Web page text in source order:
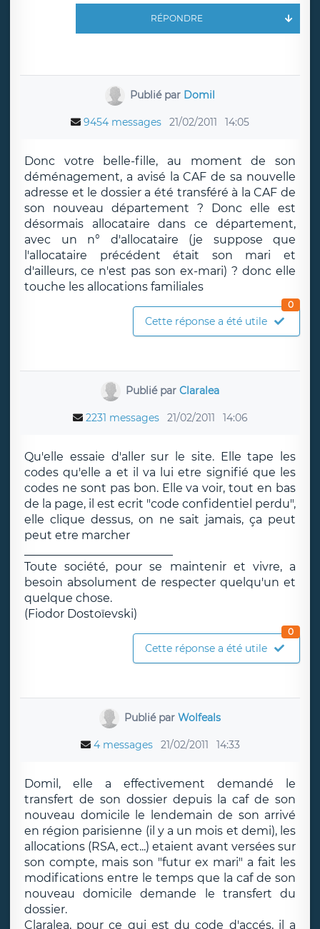
RÉPONDRE
Publié par Domil
9454 messages 21/02/2011 14:05
Donc votre belle-fille, au moment de son
déménagement, a avisé la CAF de sa nouvelle
adresse et le dossier a été transféré à la CAF de
son nouveau département ? Donc elle est
désormais allocataire dans ce département,
avec un n° d'allocataire (je suppose que
l'allocataire précédent était son mari et
d'ailleurs, ce n'est pas son ex-mari) ? donc elle
touche les allocations familiales
Cette réponse a été utile
0
Publié parClaralea
2231 messages 21/02/2011 14:06
Qu'elle essaie d'aller sur le site. Elle tape les
codes qu'elle a et il va lui etre signifié que les
codes ne sont pas bon. Elle va voir, tout en bas
de la page, il est ecrit "code confidentiel perdu",
elle clique dessus, on ne sait jamais, ça peut
peut etre marcher
Toute société, pour se maintenir et vivre, a
besoin absolument de respecter quelqu'un et
quelque chose.
(Fiodor Dostoïevski)
Cette réponse a été utile
0
Publié parWolfeals
4 messages 21/02/2011 14:33
Domil, elle a effectivement demandé le
transfert de son dossier depuis la caf de son
nouveau domicile le lendemain de son arrivé
en région parisienne (il y a un mois et demi), les
allocations (RSA, ect...) etaient avant versées sur
son compte, mais son "futur ex mari" a fait les
modifications entre le temps que la caf de son
nouveau domicile demande le transfert du
dossier.
Claralea, pour ce qui est du code d'accés, il a